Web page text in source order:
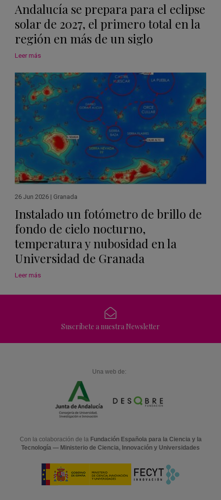
Andalucía se prepara para el eclipse
solar de 2027, el primero total en la
región en más de un siglo
Leer más
26 Jun 2026 | Granada
Instalado un fotómetro de brillo de
fondo de cielo nocturno,
temperatura y nubosidad en la
Universidad de Granada
Leer más
Suscríbete a nuestra Newsletter
Una web de:
Con la colaboración de la Fundación Española para la Ciencia y la
Tecnología — Ministerio de Ciencia, Innovación y Universidades